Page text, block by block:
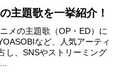
主題歌を一挙紹介！
メの主題歌（OP・ED）に
など、人気アーティ
し、SNSやストリーミング